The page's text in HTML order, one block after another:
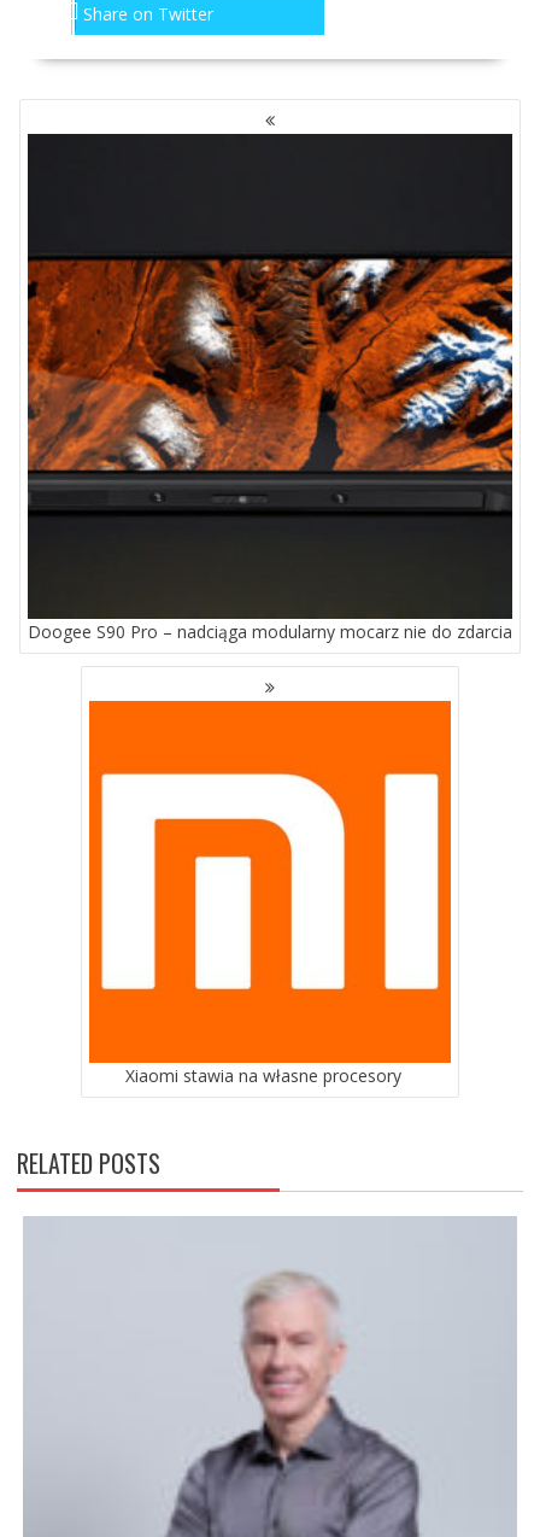
Share on Twitter
NAWIGACJA
PO
Doogee S90 Pro – nadciąga modularny mocarz nie do zdarcia
Xiaomi stawia na własne procesory
RELATED POSTS